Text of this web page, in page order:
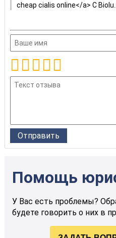
cheap cialis online</a> C Biolu
Помощь
У Вас есть проблемы?
будете говорить о них в